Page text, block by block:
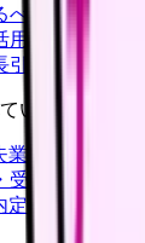
きパターン
用
引いた場合の
いる記事
業保険【2026
給期間 完全ガ
定前に退職す